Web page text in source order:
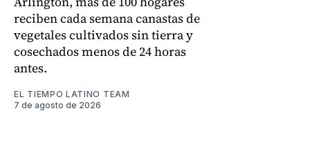
reciben cada semana canastas de
vegetales cultivados sin tierra y
cosechados menos de 24 horas
antes.
EL TIEMPO LATINO TEAM
7 de agosto de 2026